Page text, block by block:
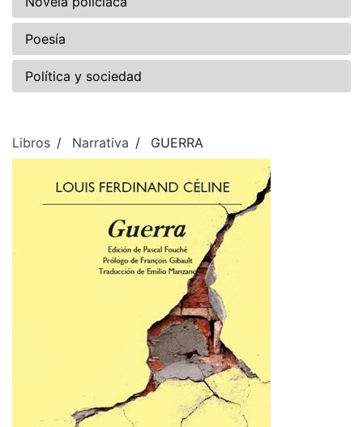
Poesía
Política y sociedad
Libros Narrativa GUERRA